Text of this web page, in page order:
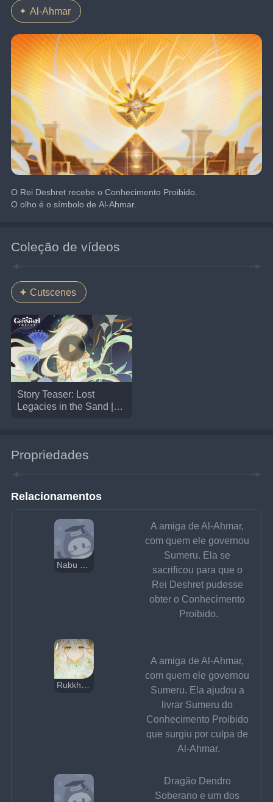
Al-Ahmar
O Rei Deshret recebe o Conhecimento Proibido.
O olho é o símbolo de Al-Ahmar.
Coleção de vídeos
Cutscenes
Story Teaser: Lost
Legacies in the Sand |
Propriedades
Relacionamentos
Nabu Malikata
A amiga de Al-Ahmar,
com quem ele governou
Sumeru. Ela se
sacrificou para que o
Rei Deshret pudesse
obter o Conhecimento
Proibido.
Rukkhadevata
A amiga de Al-Ahmar,
com quem ele governou
Sumeru. Ela ajudou a
livrar Sumeru do
Conhecimento Proibido
que surgiu por culpa de
Al-Ahmar.
Dragão Dendro
Soberano e um dos